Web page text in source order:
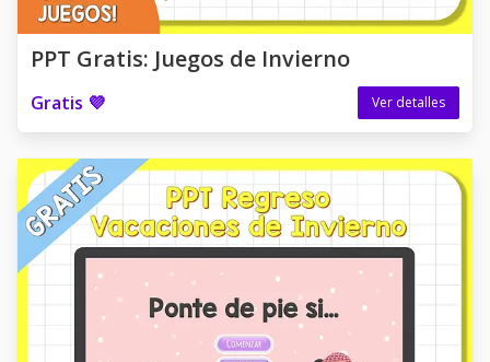
PPT Gratis: Juegos de Invierno
Gratis 💜 Ver detalles